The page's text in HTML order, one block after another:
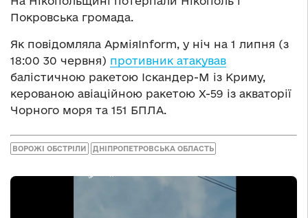
Покровська громада.
Як повідомляла АрміяInform, у ніч на 1 липня (з
18:00 30 червня) противник атакував
балістичною ракетою Іскандер-М із Криму,
керованою авіаційною ракетою Х-59 із акваторії
Чорного моря та 151 БПЛА.
ВОРОЖІ ОБСТРІЛИ ДНІПРОПЕТРОВСЬКА ОБЛАСТЬ